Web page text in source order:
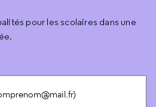
pour les scolaires dans une